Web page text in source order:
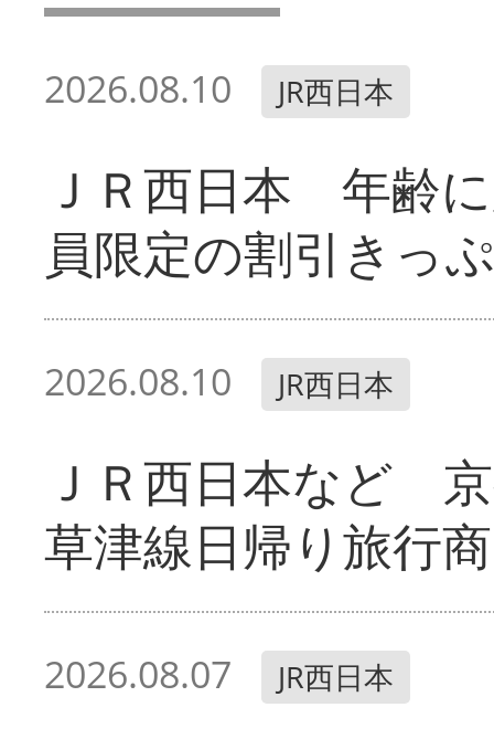
2026.08.10 JR西日本
ＪＲ西日本 年齢
員限定の割引きっ
2026.08.10 JR西日本
ＪＲ西日本など
草津線日帰り旅行
2026.08.07 JR西日本